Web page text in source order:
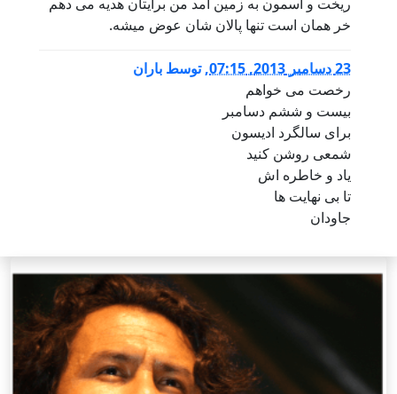
ریخت و اسمون به زمین امد من برایتان هدیه می دهم
خر همان است تنها پالان شان عوض میشه.
23 دسامبر 2013, 07:15 ,توسط باران
رخصت می خواهم
بیست و ششم دسامبر
برای سالگرد ادیسون
شمعی روشن کنید
یاد و خاطره اش
تا بی نهایت ها
جاودان